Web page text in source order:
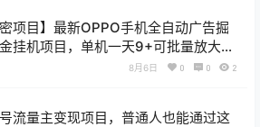
密项目】最新OPPO手机全自动广告掘
挂机项目，单机一天9+可批量放大
脚本+使用教程】
8月6日 0 0 2
流量主变现项目，普通人也能通过这